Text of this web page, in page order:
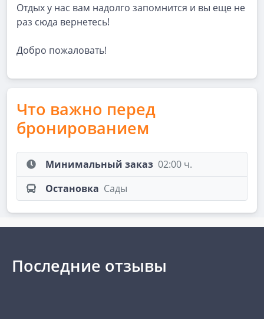
Отдых у нас вам надолго запомнится и вы еще не
раз сюда вернетесь!
Добро пожаловать!
Что важно перед
бронированием
Минимальный заказ 02:00 ч.
Остановка Сады
Последние отзывы